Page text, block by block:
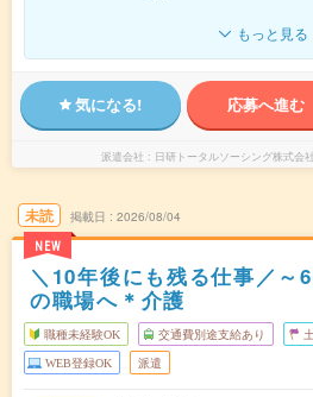
もっと見る
気になる! 応募へ進む
派遣会社 日研トータルソーシング株式
未読
NEW
掲載日 2026/08/04
＼10年後にも残る仕事／～
の職場へ＊介護
職種未経験OK 交通費別途支給あり
WEB登録OK 派遣